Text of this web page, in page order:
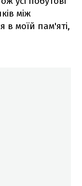
між
в моїй пам'яті,